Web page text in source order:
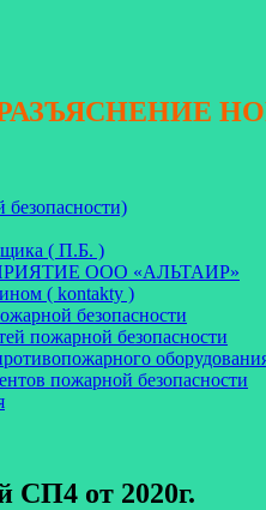
( П.Б. )
ООО «АЛЬТАИР»
( kontakty )
безопасности
пожарной безопасности
пожарной безопасности
СП4 от 2020г.